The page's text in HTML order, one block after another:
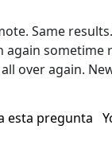
Same
again sometime
over again.
esta pregunta